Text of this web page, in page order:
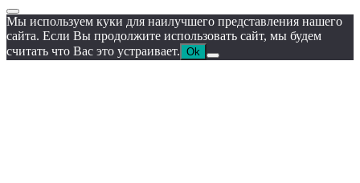
Мы используем куки для наилучшего представления нашего
сайта. Если Вы продолжите использовать сайт, мы будем
считать что Вас это устраивает. Ok